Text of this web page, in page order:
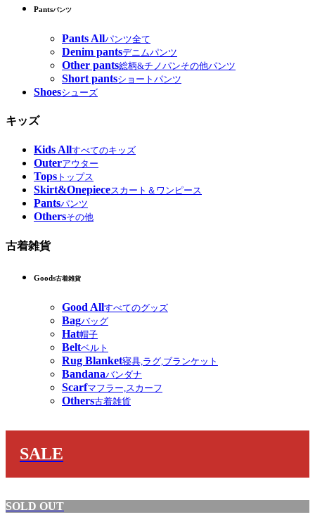
Pantsパンツ
Pants Allパンツ全て
Denim pantsデニムパンツ
Other pants総柄&チノパンその他パンツ
Short pantsショートパンツ
Shoesシューズ
キッズ
Kids Allすべてのキッズ
Outerアウター
Tops トップス
Skirt&Onepieceスカート＆ワンピース
Pantsパンツ
Othersその他
古着雑貨
Goods古着雑貨
Good Allすべてのグッズ
Bagバッグ
Hat帽子
Beltベルト
Rug Blanket寝具,ラグ,ブランケット
Bandanaバンダナ
Scarfマフラー,スカーフ
Others古着雑貨
SALE
SOLD OUT